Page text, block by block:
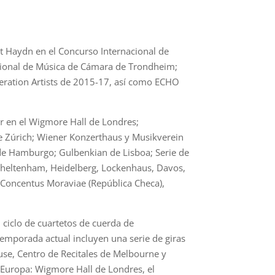
Haydn en el Concurso Internacional de
de Música de Cámara de Trondheim;
Artists de 2015-17, así como ECHO
en el Wigmore Hall de Londres;
Zúrich; Wiener Konzerthaus y Musikverein
Hamburgo; Gulbenkian de Lisboa; Serie de
Heidelberg, Lockenhaus, Davos,
Moraviae (República Checa),
de cuartetos de cuerda de
actual incluyen una serie de giras
Centro de Recitales de Melbourne y
Wigmore Hall de Londres, el